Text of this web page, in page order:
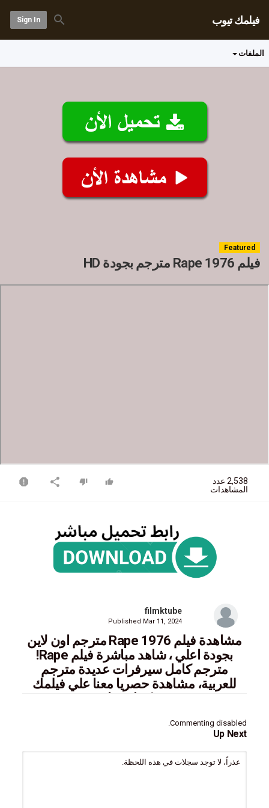
فيلمك تيوب Sign In
الملفات
Featured
فيلم Rape 1976 مترجم بجودة HD
2,538 عدد
المشاهدات
filmktube
Published Mar 11, 2024
مشاهدة فيلم Rape 1976 مترجم اون لاين
بجودة اعلي ، شاهد مباشرة فيلم Rape!
مترجم كامل سيرفرات عديدة مترجم
للعربية، مشاهدة حصريا معنا علي فيلمك
ايجي بست,سيما فور يو,فاصل اعلاني,سينما للجميع,ماي سيما,تحميل
Commenting disabled.
Up Next
عذراً، لا توجد سجلات في هذه اللحظة.